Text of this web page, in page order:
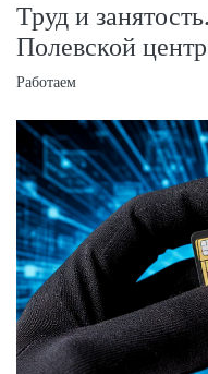
Труд и
Полевской
Работаем